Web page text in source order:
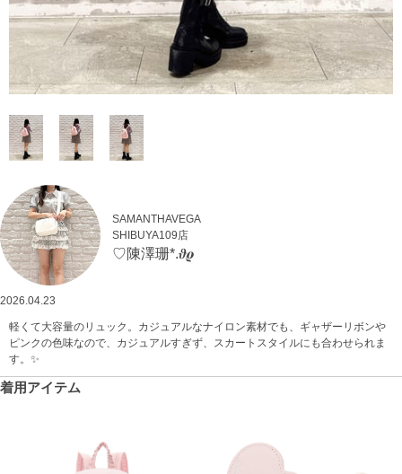
SAMANTHAVEGA
SHIBUYA109店
♡陳澤珊*.𝝑𝝔
2026.04.23
軽くて大容量のリュック。カジュアルなナイロン素材でも、ギャザーリボンや
ピンクの色味なので、カジュアルすぎず、スカートスタイルにも合わせられま
す。✨
着用アイテム